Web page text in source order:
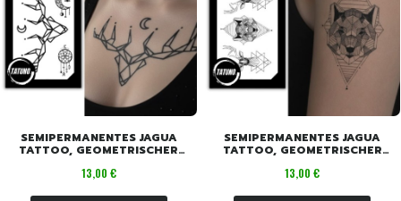
SEMIPERMANENTES JAGUA
TATTOO, GEOMETRISCHER
11CM]
Preis
13,00 €
SEMIPERMANENTES JAGUA
TATTOO, GEOMETRISCHER
11CM]
Preis
13,00 €